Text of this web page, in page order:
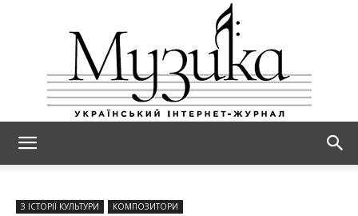
З ІСТОРІЇ КУЛЬТУРИ КОМПОЗИТОРИ